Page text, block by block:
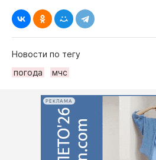
Новости по тегу
погода
мчс
РЕКЛАМА